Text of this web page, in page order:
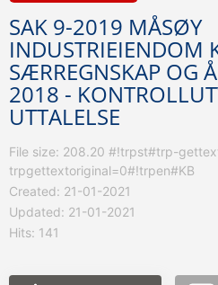
SAK 9-2019 MÅSØY
INDUSTRIEIENDOM
SÆRREGNSKAP OG
2018 -
UTTALELSE
File size: 208.20 #!trpst#trp-
trpgettextoriginal=0#!trpen#KB
Created: 21-01-2021
Updated: 21-01-2021
Hits: 141